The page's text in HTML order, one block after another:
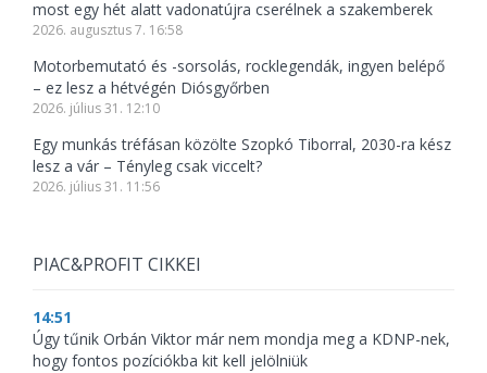
most egy hét alatt vadonatújra cserélnek a szakemberek
2026. augusztus 7. 16:58
Motorbemutató és -sorsolás, rocklegendák, ingyen belépő
– ez lesz a hétvégén Diósgyőrben
2026. július 31. 12:10
Egy munkás tréfásan közölte Szopkó Tiborral, 2030-ra kész
lesz a vár – Tényleg csak viccelt?
2026. július 31. 11:56
PIAC&PROFIT CIKKEI
14:51
Úgy tűnik Orbán Viktor már nem mondja meg a KDNP-nek,
hogy fontos pozíciókba kit kell jelölniük